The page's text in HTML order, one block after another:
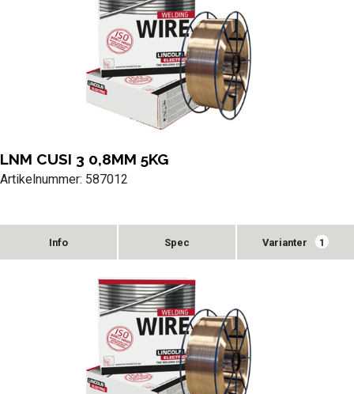
LNM CUSI 3 0,8MM 5KG
Artikelnummer: 587012
Varianter 1